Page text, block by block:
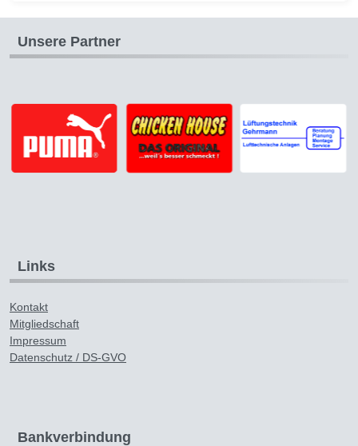
Unsere Partner
Links
Kontakt
Mitgliedschaft
Impressum
Datenschutz / DS-GVO
Bankverbindung